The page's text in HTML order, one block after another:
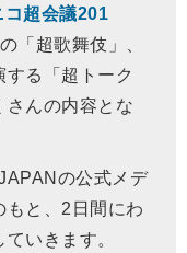
コ超会議201
「超歌舞伎」、
する「超トーク
さんの内容とな
の公式メデ
もと、2日間にわ
いきます。